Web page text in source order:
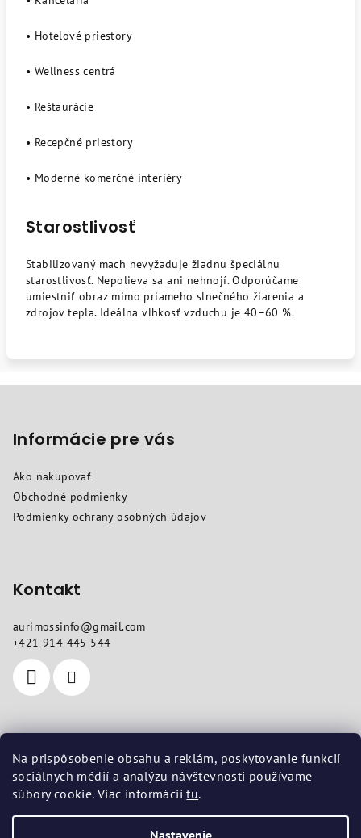
Na prispôsobenie obsahu a reklám, poskytovanie funkcií
sociálnych médií a analýzu návštevnosti používame
súbory cookie. Viac informáciítu.
Nastavenie
• Hotelové priestory
• Wellness centrá
• Reštaurácie
• Recepčné priestory
• Moderné komerčné interiéry
Starostlivosť
Stabilizovaný mach nevyžaduje žiadnu špeciálnu
starostlivosť. Nepolieva sa ani nehnojí. Odporúčame
umiestniť obraz mimo priameho slnečného žiarenia a
zdrojov tepla. Ideálna vlhkosť vzduchu je 40–60 %.
Informácie pre vás
Ako nakupovať
Obchodné podmienky
Podmienky ochrany osobných údajov
Kontakt
aurimossinfo@gmail.com
+421 914 445 544
Kde nás nájdete
Sídlo
: Sokolovská 10, Košice 04011
Prevádzka : Vojenská 14, Košice 04001